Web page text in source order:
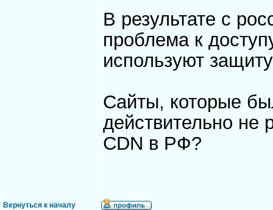
В результате с
проблема к
используют
Сайты, которые
действительно не
CDN в РФ?
Вернуться к началу